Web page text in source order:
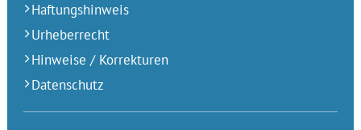
Haftungshinweis
Urheberrecht
Hinweise / Korrekturen
Datenschutz